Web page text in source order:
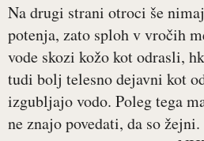
Na drugi strani otroci še
potenja, zato sploh v vročih
vode skozi kožo kot odrasli,
tudi bolj telesno dejavni kot
izgubljajo vodo. Poleg tega
ne znajo povedati, da so